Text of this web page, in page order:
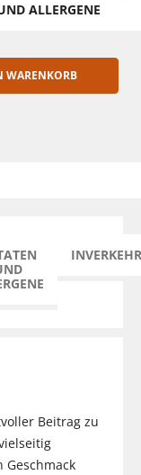
ALLERGENE
WARENKORB
Beitrag zu